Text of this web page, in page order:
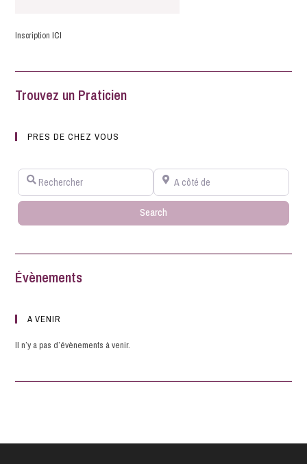
InscriptionICI
Trouvez un Praticien
PRES DE CHEZ VOUS
Rechercher A côté de
Search
Évènements
A VENIR
Il n’y a pas d’évènements à venir.